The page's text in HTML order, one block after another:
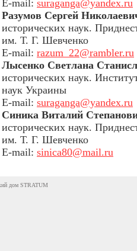
E-mail: suraganga@yandex.ru
Разумов Сергей
исторических наук.
им. Т. Г. Шевченко
E-mail: razum_22@rambler.ru
Лысенко Светлана
исторических наук.
наук Украины
E-mail: suraganga@yandex.ru
Синика Виталий
исторических наук.
им. Т. Г. Шевченко
E-mail: sinica80@mail.ru
дом STRATUM